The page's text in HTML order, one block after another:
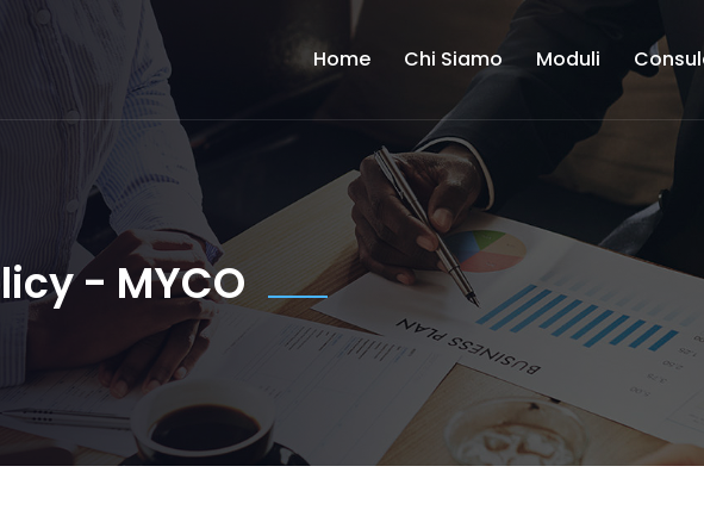
Home Chi Siamo Moduli
- MYCO